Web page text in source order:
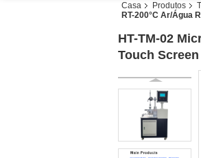
Casa Produtos
RT-200°C Ar/Água
HT-TM-02
Touch